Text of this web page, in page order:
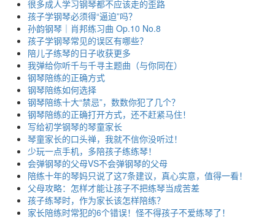
很多成人学习钢琴都不应该走的歪路
孩子学钢琴必须得“逼迫”吗？
孙韵钢琴｜肖邦练习曲 Op.10 No.8
孩子学钢琴常见的误区有哪些？
陪儿子练琴的日子收获更多
我弹给你听千与千寻主题曲（与你同在）
钢琴陪练的正确方式
钢琴陪练如何选择
钢琴陪练十大“禁忌”，数数你犯了几个？
钢琴陪练的正确打开方式，还不赶紧马住！
写给初学钢琴的琴童家长
琴童家长的口头禅，我就不信你没听过！
少玩一点手机，多陪孩子练练琴！
会弹钢琴的父母VS不会弹钢琴的父母
陪练十年的琴妈只说了这7条建议，真心实意，值得一看！
父母攻略：怎样才能让孩子不把练琴当成苦差
孩子练琴时，作为家长该怎样陪练？
家长陪练时常犯的6个错误！怪不得孩子不爱练琴了！